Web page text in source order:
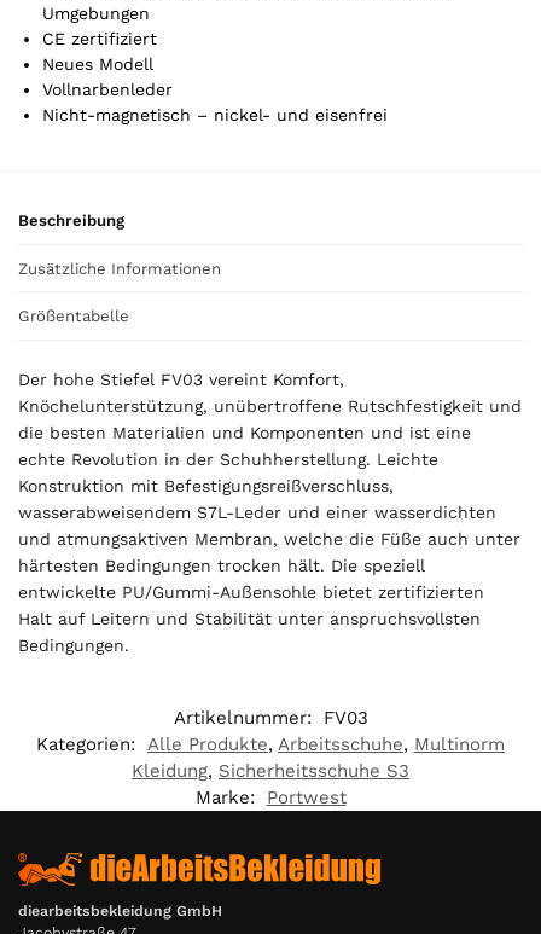
€
Umgebungen
CE zertifiziert
Neues Modell
Vollnarbenleder
Nicht-magnetisch – nickel- und eisenfrei
Beschreibung
Zusätzliche Informationen
Größentabelle
Der hohe Stiefel FV03 vereint Komfort,
Knöchelunterstützung, unübertroffene Rutschfestigkeit und
die besten Materialien und Komponenten und ist eine
echte Revolution in der Schuhherstellung. Leichte
Konstruktion mit Befestigungsreißverschluss,
wasserabweisendem S7L-Leder und einer wasserdichten
und atmungsaktiven Membran, welche die Füße auch unter
härtesten Bedingungen trocken hält. Die speziell
entwickelte PU/Gummi-Außensohle bietet zertifizierten
Halt auf Leitern und Stabilität unter anspruchsvollsten
Bedingungen.
Artikelnummer:
FV03
Kategorien: Alle Produkte, Arbeitsschuhe, Multinorm
Kleidung, Sicherheitsschuhe S3
Marke:
Portwest
diearbeitsbekleidung GmbH